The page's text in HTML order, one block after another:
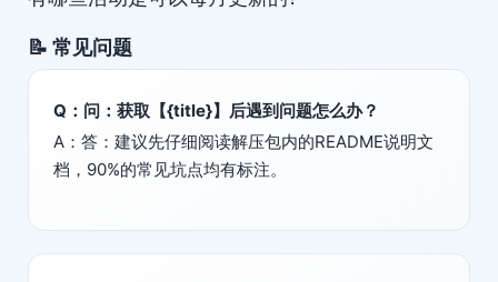
📝 常见问题
Q：问：获取【{title}】后遇到问题怎么办？
A：答：建议先仔细阅读解压包内的README说明文
档，90%的常见坑点均有标注。